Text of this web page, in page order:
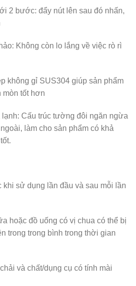
2 bước: đẩy nút lên sau đó nhấn,
Không còn lo lắng về việc rò rì
không gỉ SUS304 giúp sản phẩm
mòn tốt hơn
Cấu trúc tường đôi ngăn ngừa
làm cho sản phẩm có khả
sử dụng lần đầu và sau mỗi lần
hoặc đồ uống có vị chua có thể bị
trong trong bình trong thời gian
và chất/dụng cụ có tính mài